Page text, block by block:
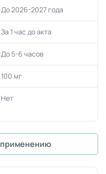
До 2026-2027 года
За 1 час до акта
До 5-6 часов
100 мг
Нет
применению